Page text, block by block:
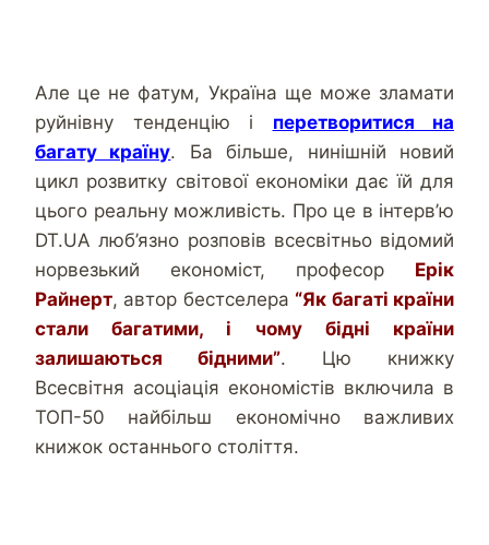
Але це не фатум, Україна ще може зламати
руйнівну тенденцію і перетворитися на
багату країну. Ба більше, нинішній новий
цикл розвитку світової економіки дає їй для
цього реальну можливість. Про це в інтерв’ю
DT.UA люб’язно розповів всесвітньо відомий
норвезький економіст, професор Ерік
Райнерт, автор бестселера “Як багаті країни
стали багатими, і чому бідні країни
залишаються бідними”. Цю книжку
Всесвітня асоціація економістів включила в
ТОП-50 найбільш економічно важливих
книжок останнього століття.